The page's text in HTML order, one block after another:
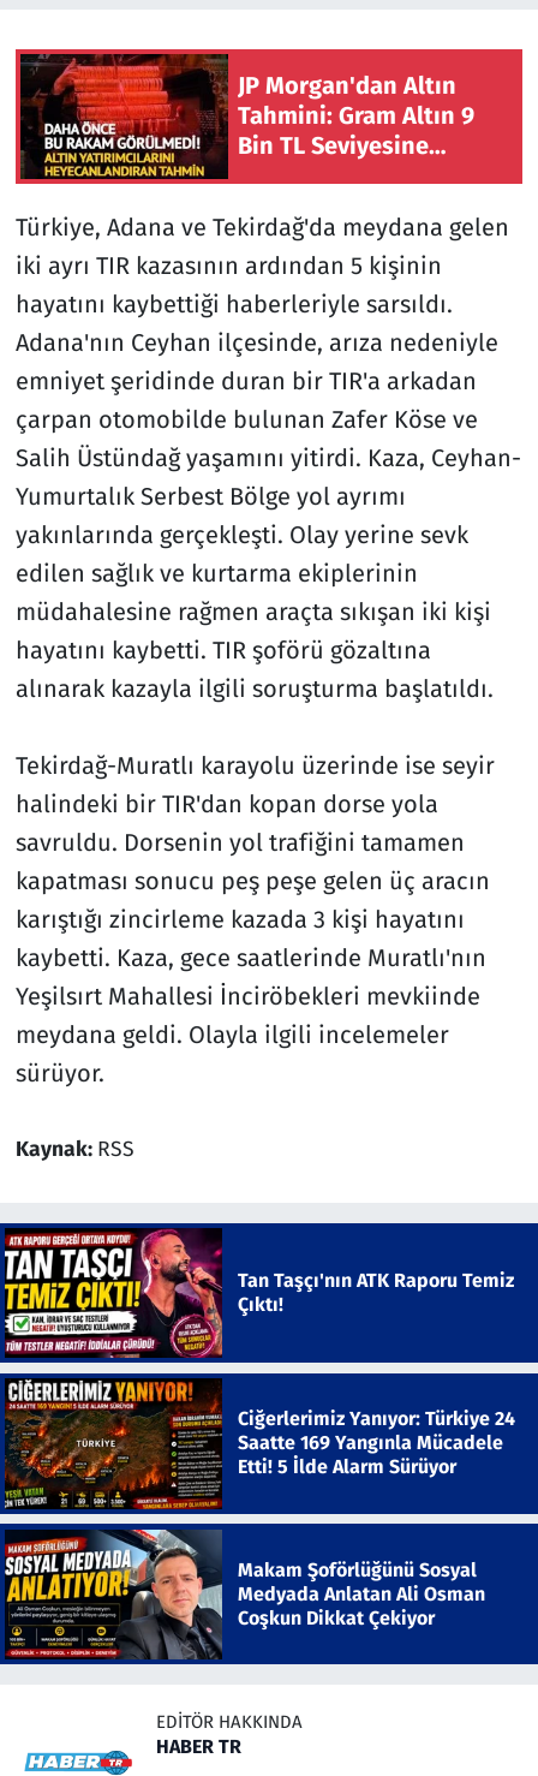
JP Morgan'dan Altın
Tahmini: Gram Altın 9
Bin TL Seviyesine
Türkiye, Adana ve Tekirdağ'da meydana gelen
iki ayrı TIR kazasının ardından 5 kişinin
hayatını kaybettiği haberleriyle sarsıldı.
Adana'nın Ceyhan ilçesinde, arıza nedeniyle
emniyet şeridinde duran bir TIR'a arkadan
çarpan otomobilde bulunan Zafer Köse ve
Salih Üstündağ yaşamını yitirdi. Kaza, Ceyhan-
Yumurtalık Serbest Bölge yol ayrımı
yakınlarında gerçekleşti. Olay yerine sevk
edilen sağlık ve kurtarma ekiplerinin
müdahalesine rağmen araçta sıkışan iki kişi
hayatını kaybetti. TIR şoförü gözaltına
alınarak kazayla ilgili soruşturma başlatıldı.
Tekirdağ-Muratlı karayolu üzerinde ise seyir
halindeki bir TIR'dan kopan dorse yola
savruldu. Dorsenin yol trafiğini tamamen
kapatması sonucu peş peşe gelen üç aracın
karıştığı zincirleme kazada 3 kişi hayatını
kaybetti. Kaza, gece saatlerinde Muratlı'nın
Yeşilsırt Mahallesi İnciröbekleri mevkiinde
meydana geldi. Olayla ilgili incelemeler
sürüyor.
Kaynak: RSS
Tan Taşçı'nın ATK Raporu Temiz
Çıktı!
Ciğerlerimiz Yanıyor: Türkiye 24
Saatte 169 Yangınla Mücadele
Etti! 5 İlde Alarm Sürüyor
Makam Şoförlüğünü Sosyal
Medyada Anlatan Ali Osman
Coşkun Dikkat Çekiyor
EDITÖR HAKKINDA
HABER TR